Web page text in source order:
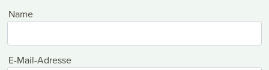
Name
E-Mail-Adresse